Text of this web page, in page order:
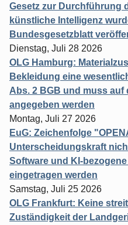
Gesetz zur Durchführung
künstliche Intelligenz
Bundesgesetzblatt
Dienstag, Juli 28 2026
OLG Hamburg:
Bekleidung eine
Abs. 2 BGB und muss
angegeben werden
Montag, Juli 27 2026
EuG: Zeichenfolge
Unterscheidungskraft
Software und KI-
eingetragen werden
Samstag, Juli 25 2026
OLG Frankfurt: Keine
Zuständigkeit der